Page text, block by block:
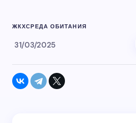
ЖКХСРЕДА ОБИТАНИЯ
31/03/2025